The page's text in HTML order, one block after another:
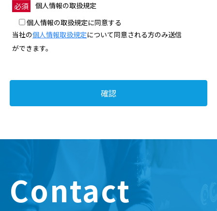
必須
個人情報の取扱規定
個人情報の取扱規定に同意する
当社の個人情報取扱規定について同意される方のみ送信
ができます。
Contact